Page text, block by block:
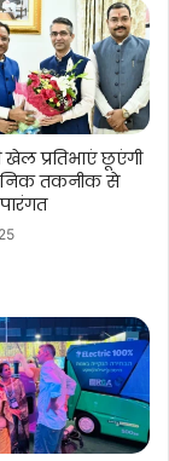
प्रतिभाएं छूएंगी
तकनीक से